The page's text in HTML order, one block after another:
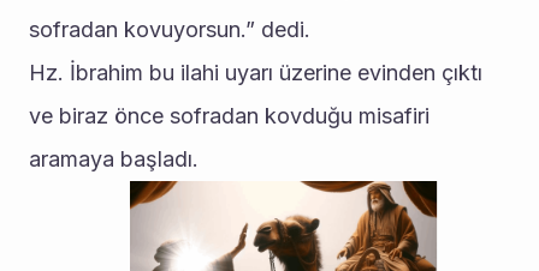
sofradan kovuyorsun.” dedi.
Hz. İbrahim bu ilahi uyarı üzerine evinden çıktı
ve biraz önce sofradan kovduğu misafiri
aramaya başladı.